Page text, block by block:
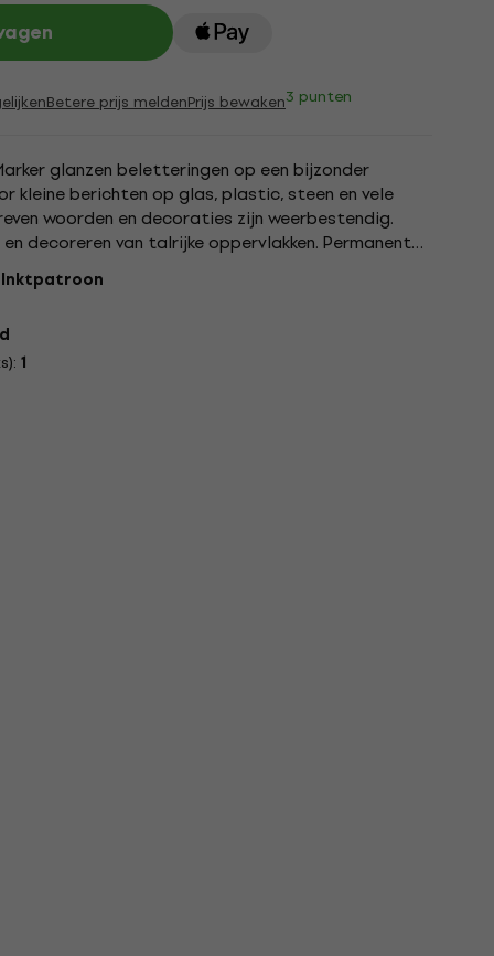
Betere prijs meldenPrijs bewaken3 punten
glanzen beletteringen op een bijzonder
kleine berichten op glas, plastic, steen en vele
woorden en decoraties zijn weerbestendig.
decoreren van talrijke oppervlakken. Permanente
Inktpatroon
1